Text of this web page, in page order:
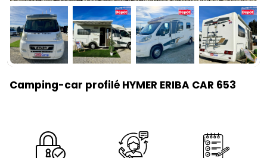
Camping-car profilé HYMER ERIBA CAR 653